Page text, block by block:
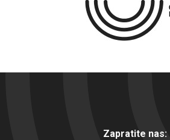
Zapratite nas: